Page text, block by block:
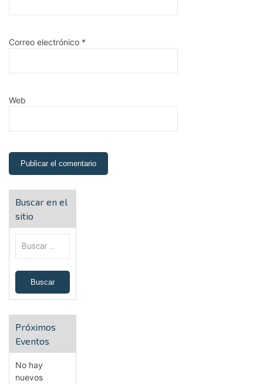
Correo electrónico *
Web
Buscar en el
sitio
Próximos
Eventos
No hay
nuevos